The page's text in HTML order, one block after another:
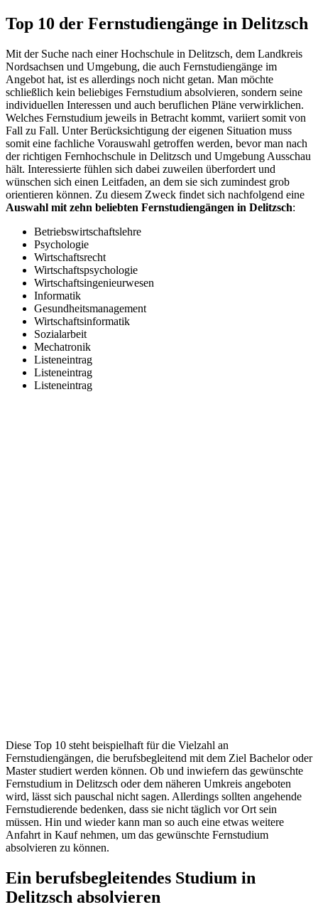
Top 10 der Fernstudiengänge in Delitzsch
Mit der Suche nach einer Hochschule in Delitzsch, dem Landkreis
Nordsachsen und Umgebung, die auch Fernstudiengänge im
Angebot hat, ist es allerdings noch nicht getan. Man möchte
schließlich kein beliebiges Fernstudium absolvieren, sondern seine
individuellen Interessen und auch beruflichen Pläne verwirklichen.
Welches Fernstudium jeweils in Betracht kommt, variiert somit von
Fall zu Fall. Unter Berücksichtigung der eigenen Situation muss
somit eine fachliche Vorauswahl getroffen werden, bevor man nach
der richtigen Fernhochschule in Delitzsch und Umgebung Ausschau
hält. Interessierte fühlen sich dabei zuweilen überfordert und
wünschen sich einen Leitfaden, an dem sie sich zumindest grob
orientieren können. Zu diesem Zweck findet sich nachfolgend eine
Auswahl mit zehn beliebten Fernstudiengängen in Delitzsch:
Betriebswirtschaftslehre
Psychologie
Wirtschaftsrecht
Wirtschaftspsychologie
Wirtschaftsingenieurwesen
Informatik
Gesundheitsmanagement
Wirtschaftsinformatik
Sozialarbeit
Mechatronik
Listeneintrag
Listeneintrag
Listeneintrag
Diese Top 10 steht beispielhaft für die Vielzahl an
Fernstudiengängen, die berufsbegleitend mit dem Ziel Bachelor oder
Master studiert werden können. Ob und inwiefern das gewünschte
Fernstudium in Delitzsch oder dem näheren Umkreis angeboten
wird, lässt sich pauschal nicht sagen. Allerdings sollten angehende
Fernstudierende bedenken, dass sie nicht täglich vor Ort sein
müssen. Hin und wieder kann man so auch eine etwas weitere
Anfahrt in Kauf nehmen, um das gewünschte Fernstudium
absolvieren zu können.
Ein berufsbegleitendes Studium in
Delitzsch absolvieren